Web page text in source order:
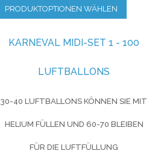
PRODUKTOPTIONEN WÄHLEN
KARNEVAL MIDI-SET 1 - 100
LUFTBALLONS
30-40 LUFTBALLONS KÖNNEN SIE MIT
HELIUM FÜLLEN UND 60-70 BLEIBEN
FÜR DIE LUFTFÜLLUNG